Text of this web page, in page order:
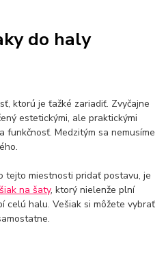
do kúpelne kuchynske
Zlaté umývadlá
vodovodná batéria
voľne stojaca vaňa
na firmu
szco nakup bez dph
firmu bez dph
nákup bez dph v eu ň
do haly
ktorú je ťažké zariadiť. Zvyčajne
estetickými, ale praktickými
funkčnosť. Medzitým sa nemusíme
tejto miestnosti pridať postavu, je
na šaty, ktorý nielenže plní
celú halu. Vešiak si môžete vybrať